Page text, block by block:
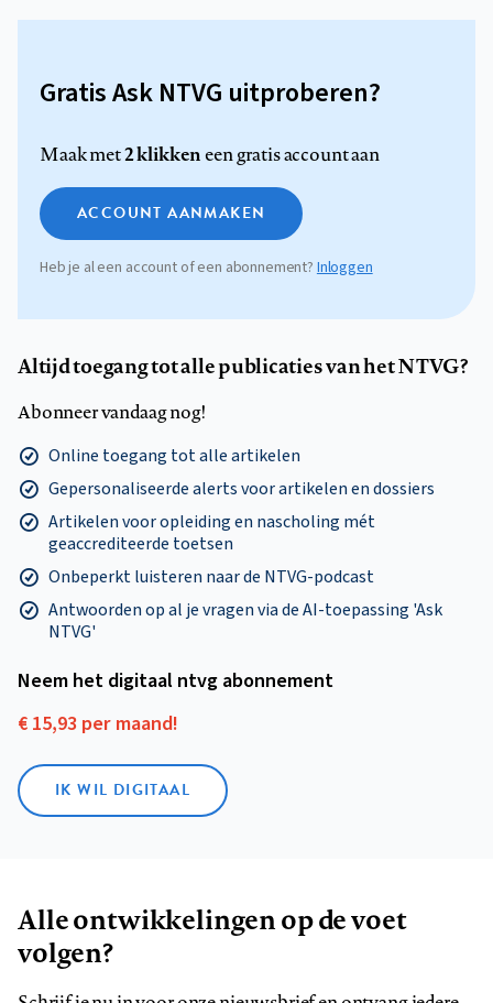
Gratis Ask NTVG uitproberen?
Maak met2 klikkeneen gratis account aan
ACCOUNT AANMAKEN
Heb je al een account of een abonnement?Inloggen
Altijd toegang tot alle publicaties van het NTVG?
Abonneer vandaag nog!
Online toegang tot alle artikelen
Gepersonaliseerde alerts voor artikelen en dossiers
Artikelen voor opleiding en nascholing mét
geaccrediteerde toetsen
Onbeperkt luisteren naar de NTVG-podcast
Antwoorden op al je vragen via de AI-toepassing 'Ask
NTVG'
Neem het digitaal ntvg abonnement
€ 15,93 per maand!
IK WIL DIGITAAL
Alle ontwikkelingen op de voet
volgen?